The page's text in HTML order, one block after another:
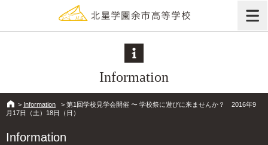
Information
> Information > 第1回学校見学会開催 〜 学校祭に遊びに来ませんか？ 2016年9
月17日（土）18日（日）
Information